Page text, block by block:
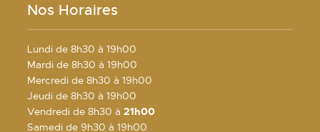
Nos Horaires
Lundi de 8h30 à 19h00
Mardi de 8h30 à 19h00
Mercredi de 8h30 à 19h00
Jeudi de 8h30 à 19h00
Vendredi de 8h30 à 21h00
Samedi de 9h30 à 19h00